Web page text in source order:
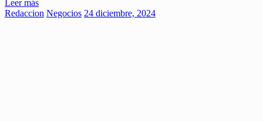
Leer más
Redaccion Negocios 24 diciembre, 2024